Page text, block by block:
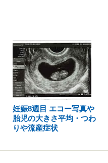
妊娠8週目 エコー写真や
胎児の大きさ平均・つわ
りや流産症状